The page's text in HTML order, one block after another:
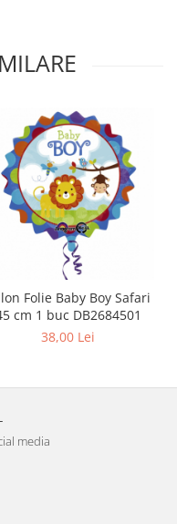
Folie Baby Boy Safari
cm 1 buc DB2684501
38,00 Lei
media